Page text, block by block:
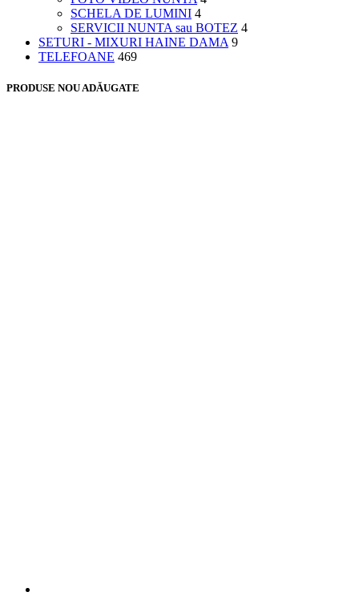
SCHELA DE LUMINI 4
SERVICII NUNTA sau BOTEZ 4
SETURI - MIXURI HAINE DAMA 9
TELEFOANE 469
PRODUSE NOU ADĂUGATE